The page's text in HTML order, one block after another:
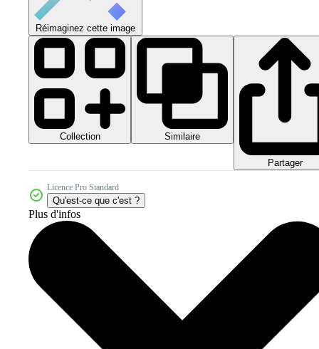
Réimaginez cette image
Collection Similaire
Partager
Licence Pro Standard
Qu'est-ce que c'est ?
Plus d'infos